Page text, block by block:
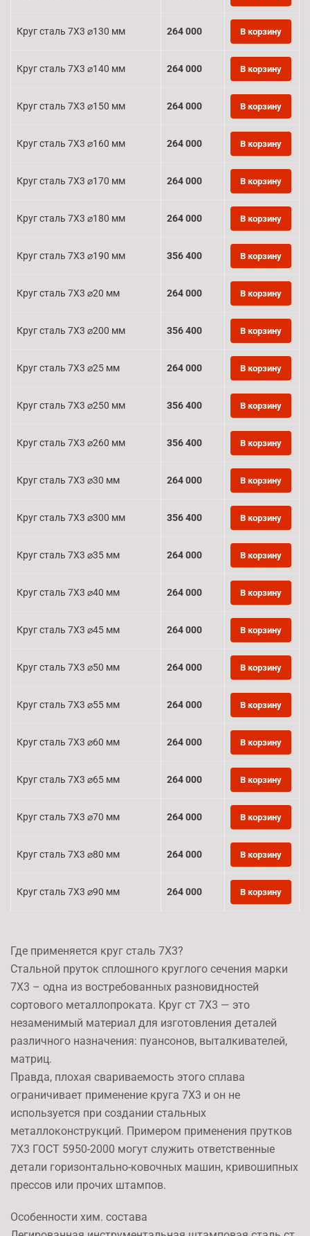
Круг сталь 7Х3 ⌀130 мм 264 000 В корзину
Круг сталь 7Х3 ⌀140 мм 264 000 В корзину
Круг сталь 7Х3 ⌀150 мм 264 000 В корзину
Круг сталь 7Х3 ⌀160 мм 264 000 В корзину
Круг сталь 7Х3 ⌀170 мм 264 000 В корзину
Круг сталь 7Х3 ⌀180 мм 264 000 В корзину
Круг сталь 7Х3 ⌀190 мм 356 400 В корзину
Круг сталь 7Х3 ⌀20 мм 264 000 В корзину
Круг сталь 7Х3 ⌀200 мм 356 400 В корзину
Круг сталь 7Х3 ⌀25 мм 264 000 В корзину
Круг сталь 7Х3 ⌀250 мм 356 400 В корзину
Круг сталь 7Х3 ⌀260 мм 356 400 В корзину
Круг сталь 7Х3 ⌀30 мм 264 000 В корзину
Круг сталь 7Х3 ⌀300 мм 356 400 В корзину
Круг сталь 7Х3 ⌀35 мм 264 000 В корзину
Круг сталь 7Х3 ⌀40 мм 264 000 В корзину
Круг сталь 7Х3 ⌀45 мм 264 000 В корзину
Круг сталь 7Х3 ⌀50 мм 264 000 В корзину
Круг сталь 7Х3 ⌀55 мм 264 000 В корзину
Круг сталь 7Х3 ⌀60 мм 264 000 В корзину
Круг сталь 7Х3 ⌀65 мм 264 000 В корзину
Круг сталь 7Х3 ⌀70 мм 264 000 В корзину
Круг сталь 7Х3 ⌀80 мм 264 000 В корзину
Круг сталь 7Х3 ⌀90 мм 264 000 В корзину
Где применяется круг сталь 7Х3?
Стальной пруток сплошного круглого сечения марки
7Х3 – одна из востребованных разновидностей
сортового металлопроката. Круг ст 7Х3 — это
незаменимый материал для изготовления деталей
различного назначения: пуансонов, выталкивателей,
матриц.
Правда, плохая свариваемость этого сплава
ограничивает применение круга 7Х3 и он не
используется при создании стальных
металлоконструкций. Примером применения прутков
7Х3 ГОСТ 5950-2000 могут служить ответственные
детали горизонтально-ковочных машин, кривошипных
прессов или прочих штампов.
Особенности хим. состава